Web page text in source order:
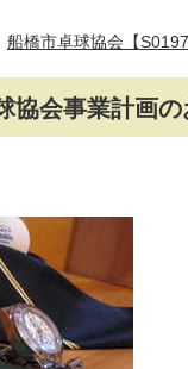
船橋市卓球協会【S0197
会事業計画の